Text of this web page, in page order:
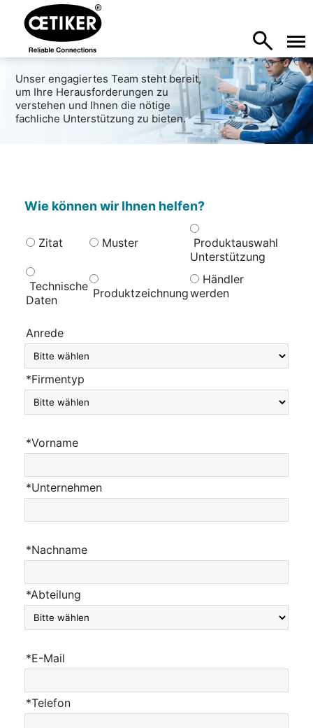
Unser engagiertes Team steht bereit,
um Ihre Herausforderungen zu
verstehen und Ihnen die nötige
fachliche Unterstützung zu bieten.
Wie können wir Ihnen helfen?
Zitat Muster
Produktauswahl
Unterstützung
Technische
Daten
Produktzeichnung
Händler
werden
Anrede
*Firmentyp
*Vorname
*Unternehmen
*Nachname
*Abteilung
*E-Mail
*Telefon